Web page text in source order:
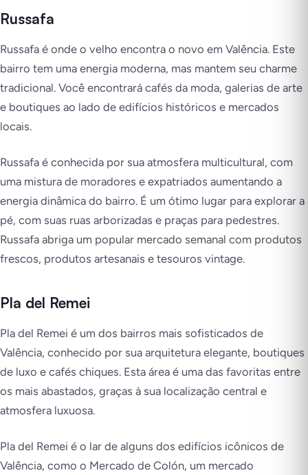
Russafa
Russafa é onde o velho encontra o novo em Valência. Este
bairro tem uma energia moderna, mas mantem seu charme
tradicional. Você encontrará cafés da moda, galerias de arte
e boutiques ao lado de edifícios históricos e mercados
locais.
Russafa é conhecida por sua atmosfera multicultural, com
uma mistura de moradores e expatriados aumentando a
energia dinâmica do bairro. É um ótimo lugar para explorar a
pé, com suas ruas arborizadas e praças para pedestres.
Russafa abriga um popular mercado semanal com produtos
frescos, produtos artesanais e tesouros vintage.
Pla del Remei
Pla del Remei é um dos bairros mais sofisticados de
Valência, conhecido por sua arquitetura elegante, boutiques
de luxo e cafés chiques. Esta área é uma das favoritas entre
os mais abastados, graças à sua localização central e
atmosfera luxuosa.
Pla del Remei é o lar de alguns dos edifícios icônicos de
Valência, como o Mercado de Colón, um mercado